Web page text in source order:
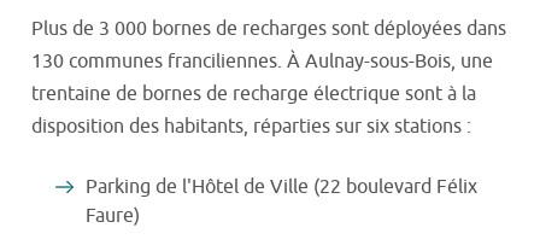
Plus de 3 000 bornes de recharges sont déployées dans
130 communes franciliennes. À Aulnay-sous-Bois, une
trentaine de bornes de recharge électrique sont à la
disposition des habitants, réparties sur six stations :
Parking de l'Hôtel de Ville (22 boulevard Félix
Faure)